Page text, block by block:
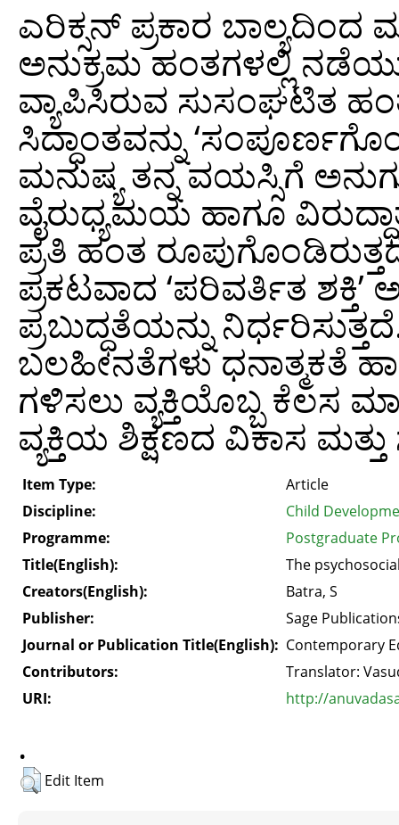
ಎರಿಕ್ಸನ್ ಪ್ರಕಾರ
ಅನುಕ್ರಮ ಹಂತಗಳಲ್ಲಿ
ವ್ಯಾಪಿಸಿರುವ ಸುಸಂಘಟಿತ
ಸಿದ್ಧಾಂತವನ್ನು
ಮನುಷ್ಯ ತನ್ನ ವಯಸ್ಸಿಗೆ
ವೈರುಧ್ಯಮಯ ಹಾಗೂ
ಪ್ರತಿ ಹಂತ
ಪ್ರಕಟವಾದ ‘ಪರಿವರ್ತಿತ ಶಕ್ತಿ’
ಪ್ರಬುದ್ಧತೆಯನ್ನು
ಬಲಹೀನತೆಗಳು ಧನಾತ್ಮಕತೆ
ಗಳಿಸಲು ವ್ಯಕ್ತಿಯೊಬ್ಬ ಕೆಲಸ
ವ್ಯಕ್ತಿಯ ಶಿಕ್ಷಣದ ವಿಕಾಸ
Item Type:
Article
Discipline:
Child
Programme:
Postgraduate
Title(English):
The
Creators(English):
Batra, S
Publisher:
Sage
Journal or Publication Title(English): Contemporary
Contributors:
Translator:
URI:
http://
.
Edit Item